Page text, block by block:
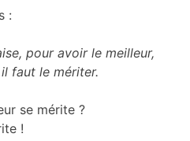
:
pour avoir le meilleur,
faut le mériter.
se mérite ?
!